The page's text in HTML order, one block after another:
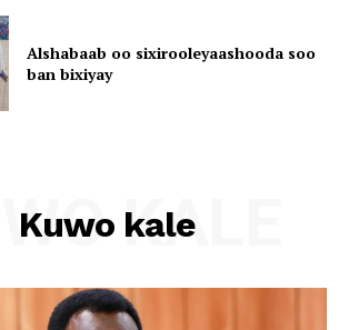
Alshabaab oo sixirooleyaashooda soo
ban bixiyay
Kuwo kale
KALE